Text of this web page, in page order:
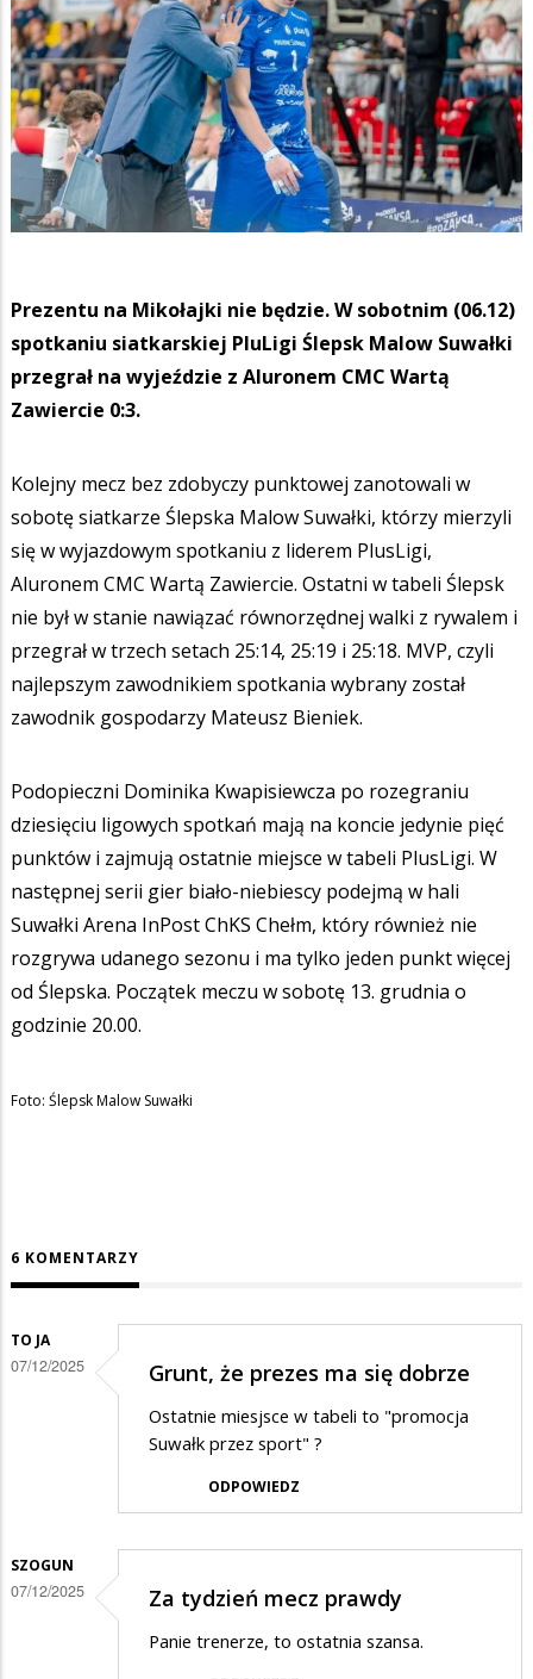
Prezentu na Mikołajki nie będzie. W sobotnim (06.12)
spotkaniu siatkarskiej PluLigi Ślepsk Malow Suwałki
przegrał na wyjeździe z Aluronem CMC Wartą
Zawiercie 0:3.
Kolejny mecz bez zdobyczy punktowej zanotowali w
sobotę siatkarze Ślepska Malow Suwałki, którzy mierzyli
się w wyjazdowym spotkaniu z liderem PlusLigi,
Aluronem CMC Wartą Zawiercie. Ostatni w tabeli Ślepsk
nie był w stanie nawiązać równorzędnej walki z rywalem i
przegrał w trzech setach 25:14, 25:19 i 25:18. MVP, czyli
najlepszym zawodnikiem spotkania wybrany został
zawodnik gospodarzy Mateusz Bieniek.
Podopieczni Dominika Kwapisiewcza po rozegraniu
dziesięciu ligowych spotkań mają na koncie jedynie pięć
punktów i zajmują ostatnie miejsce w tabeli PlusLigi. W
następnej serii gier biało-niebiescy podejmą w hali
Suwałki Arena InPost ChKS Chełm, który również nie
rozgrywa udanego sezonu i ma tylko jeden punkt więcej
od Ślepska. Początek meczu w sobotę 13. grudnia o
godzinie 20.00.
Foto: Ślepsk Malow Suwałki
6 KOMENTARZY
TO JA
07/12/2025 Grunt, że prezes ma się dobrze
Ostatnie miesjsce w tabeli to "promocja
Suwałk przez sport" ?
ODPOWIEDZ
SZOGUN
07/12/2025 Za tydzień mecz prawdy
Panie trenerze, to ostatnia szansa.